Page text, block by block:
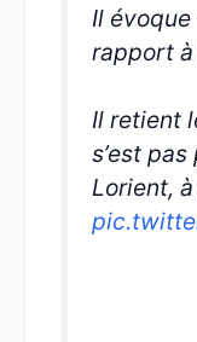
Il évoque
rapport à
Il retient
s’est
Lorient,